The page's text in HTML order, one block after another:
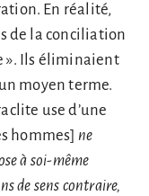
En réalité,
de la conciliation
». Ils éliminaient
moyen terme.
use d’une
hommes] ne
à soi-même
de sens contraire,